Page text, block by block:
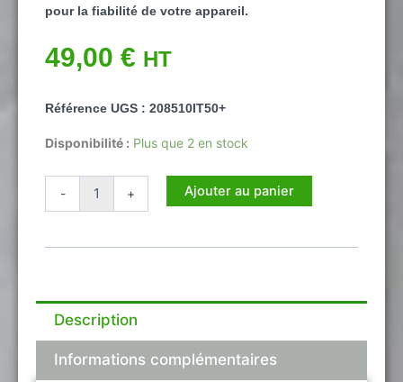
pour la fiabilité de votre appareil.
49,00 € HT
Référence UGS : 208510IT50+
Disponibilité : Plus que 2 en stock
-
quantité
Kit
raccord
bruleur
robinet
prélude
de
chez
+ Ajouter au panier
Description
Informations complémentaires